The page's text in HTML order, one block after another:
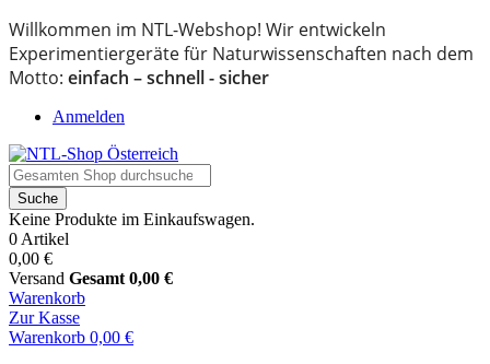
Willkommen im NTL-Webshop! Wir entwickeln
Experimentiergeräte für Naturwissenschaften nach dem
Motto: einfach – schnell - sicher
Anmelden
Suche
Keine Produkte im Einkaufswagen.
0 Artikel
0,00 €
Versand Gesamt 0,00 €
Warenkorb
Zur Kasse
Warenkorb 0,00 €